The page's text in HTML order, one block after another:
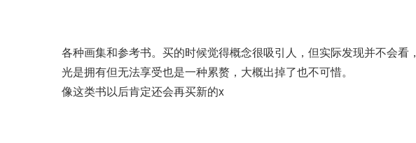
各种画集和参考书。买的时候觉得概念很吸引人，但实际发现并不会看，
光是拥有但无法享受也是一种累赘，大概出掉了也不可惜。
像这类书以后肯定还会再买新的x